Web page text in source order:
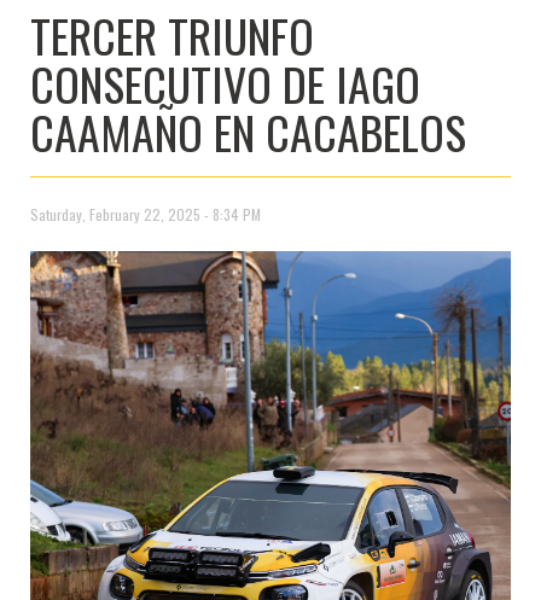
TERCER TRIUNFO
CONSECUTIVO DE IAGO
CAAMAÑO EN CACABELOS
Saturday, February 22, 2025 - 8:34 PM